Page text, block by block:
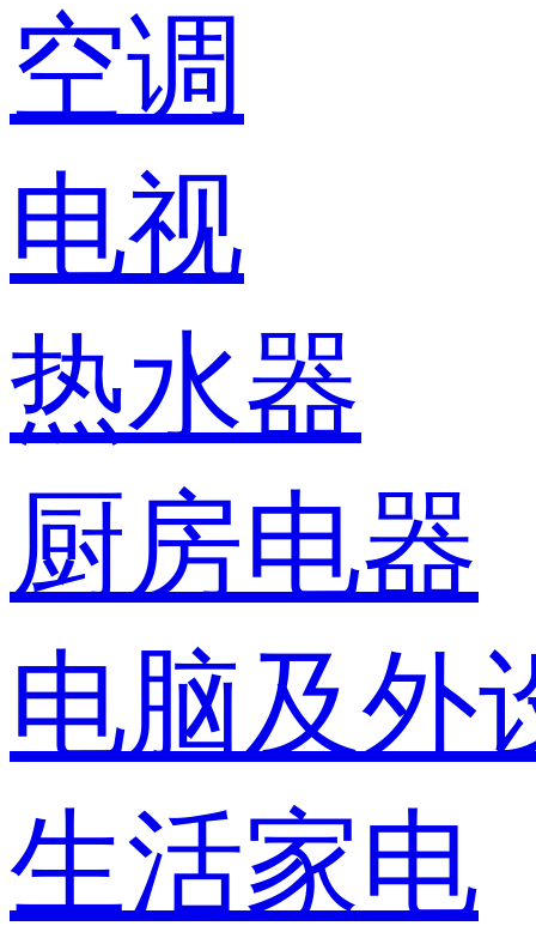
空调
电视
热水器
厨房电器
电脑及外
生活家电